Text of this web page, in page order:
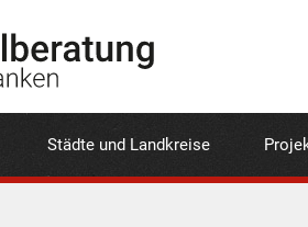
Städte und Landkreise